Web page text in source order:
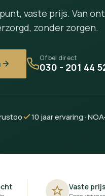
vaste prijs. Van
zonder zorgen.
Of bel direct
030 - 201 44
10 jaar ervaring ·
Vaste prijs